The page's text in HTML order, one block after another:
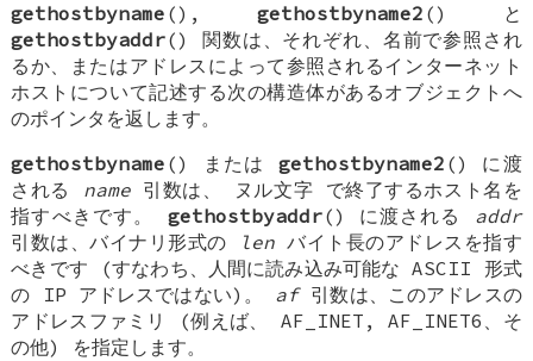
gethostbyname (), gethostbyname2 () と
gethostbyaddr() 関数は、それぞれ、名前で参照され
るか、またはアドレスによって参照されるインターネット
ホストについて記述する次の構造体があるオブジェクトへ
のポインタを返します。
gethostbyname () またはgethostbyname2 () に渡
される name引数は、 ヌル文字 で終了するホスト名を
指すべきです。 gethostbyaddr() に渡される addr
引数は、バイナリ形式の
len バイト長のアドレスを指す
べきです (すなわち、人間に読み込み可能な ASCII 形式
の IP アドレスではない)。 af引数は、このアドレスの
アドレスファミリ (例えば、 AF_INET ,AF_INET6 、そ
の他) を指定します。